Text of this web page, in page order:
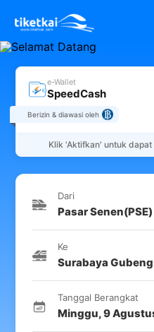
e-Wallet
SpeedCash
Berizin & diawasi oleh
Klik 'Aktifkan' untuk
Dari
Pasar Senen(PSE)
Ke
Surabaya Gubeng
Tanggal Berangkat
Minggu,9